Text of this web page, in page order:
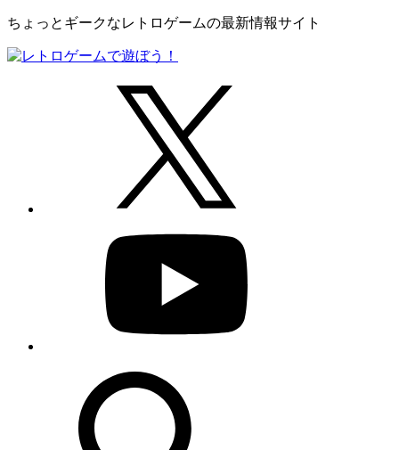
ちょっとギークなレトロゲームの最新情報サイト